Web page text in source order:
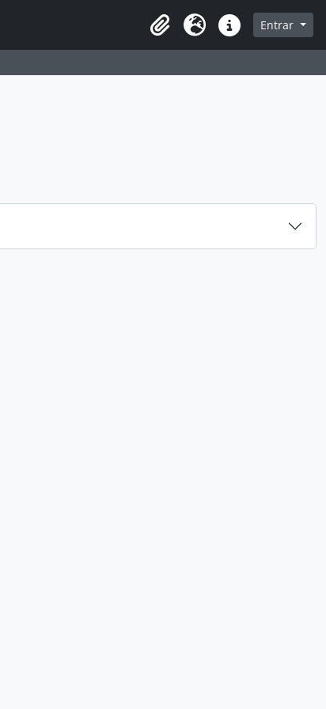
página de navegação
Idioma Ligações rápidas
Entrar